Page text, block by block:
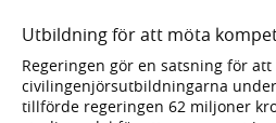
Utbildning för att möta
Regeringen gör en satsning för att
civilingenjörsutbildningarna
tillförde regeringen 62 miljoner